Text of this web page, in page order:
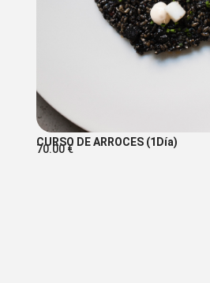
CURSO DE ARROCES (1Día)
70.00€